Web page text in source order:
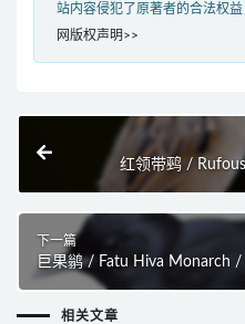
站内容侵犯了原著者的合法权益
网版权声明>>
红领带鹀 /
下一篇
巨果鹟 / Fatu Hiva Monarch
相关文章